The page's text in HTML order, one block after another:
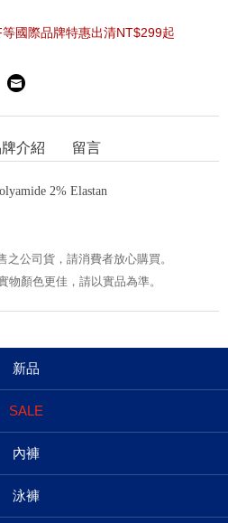
國際品牌特惠出清NT$299起
介紹 留言
2% Elastan
公司貨，請消費者放心購買。
顏色更佳，請以實品為準。
新品
SALE
內褲
泳褲